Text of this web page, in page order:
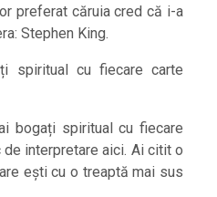
preferat căruia cred că i-a
Stephen King.
spiritual cu fiecare carte
bogați spiritual cu fiecare
interpretare aici. Ai citit o
ești cu o treaptă mai sus